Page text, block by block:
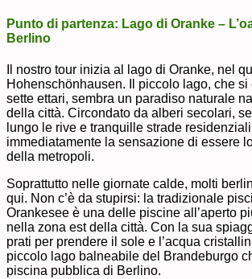
Punto di partenza: Lago di Oranke –
Berlino
Il nostro tour inizia al lago di Oranke, nel
Hohenschönhausen. Il piccolo lago, che si
sette ettari, sembra un paradiso naturale
della città. Circondato da alberi secolari,
lungo le rive e tranquille strade
immediatamente la sensazione di essere
della metropoli.
Soprattutto nelle giornate calde, molti
qui. Non c’è da stupirsi: la tradizionale
Orankesee è una delle piscine all’aperto
nella zona est della città. Con la sua
prati per prendere il sole e l’acqua
piccolo lago balneabile del Brandeburgo
piscina pubblica di Berlino.